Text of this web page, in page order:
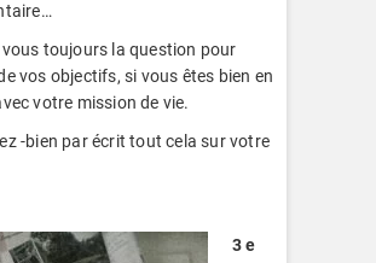
vous toujours la question pour
vos objectifs, si vous êtes bien en
votre mission de vie.
-bien par écrit tout cela sur votre
3 e